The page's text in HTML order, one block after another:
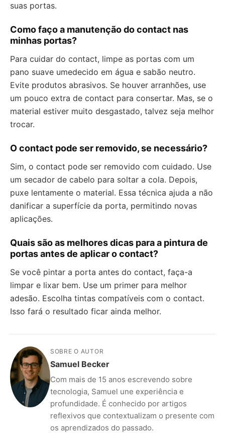
suas portas.
Como faço a manutenção do contact nas
minhas portas?
Para cuidar do contact, limpe as portas com um
pano suave umedecido em água e sabão neutro.
Evite produtos abrasivos. Se houver arranhões, use
um pouco extra de contact para consertar. Mas, se o
material estiver muito desgastado, talvez seja melhor
trocar.
O contact pode ser removido, se necessário?
Sim, o contact pode ser removido com cuidado. Use
um secador de cabelo para soltar a cola. Depois,
puxe lentamente o material. Essa técnica ajuda a não
danificar a superfície da porta, permitindo novas
aplicações.
Quais são as melhores dicas para a pintura de
portas antes de aplicar o contact?
Se você pintar a porta antes do contact, faça-a
limpar e lixar bem. Use um primer para melhor
adesão. Escolha tintas compatíveis com o contact.
Isso fará o resultado ficar ainda melhor.
SOBRE O AUTOR
Samuel Becker
Com mais de 15 anos escrevendo sobre
tecnologia, Samuel une experiência e
profundidade. É conhecido por artigos
reflexivos que contextualizam o presente com
os aprendizados do passado.